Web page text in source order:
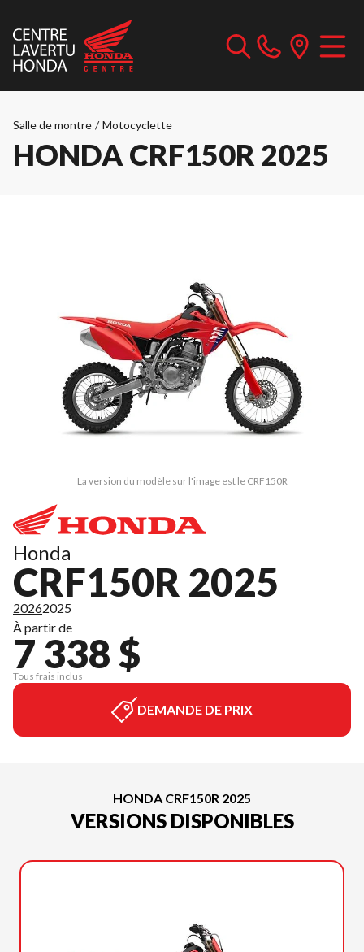
Salle de montre / Motocyclette
HONDA CRF150R 2025
La version du modèle sur l'image est le CRF150R
Honda
CRF150R 2025
20262025
À partir de
7 338 $
Tous frais inclus
DEMANDE DE PRIX
HONDA CRF150R 2025
VERSIONS DISPONIBLES